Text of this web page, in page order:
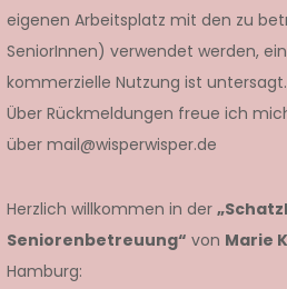
eigenen Arbeitsplatz mit den zu
SeniorInnen) verwendet werden,
kommerzielle Nutzung ist untersagt.
Über Rückmeldungen freue ich
über mail@wisperwisper.de
Herzlich willkommen in der
Seniorenbetreuung“ von Marie
Hamburg: